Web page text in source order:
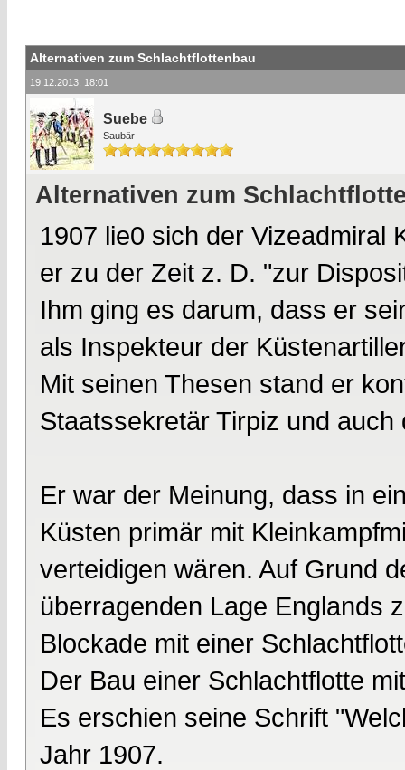
Alternativen zum Schlachtflottenbau
19.12.2013, 18:01
Suebe
Saubär
Alternativen zum
1907 lie0 sich der Vizeadmiral
er zu der Zeit z. D. "zur
Ihm ging es darum, dass er
als Inspekteur der
Mit seinen Thesen stand er
Staatssekretär Tirpiz und auch
Er war der Meinung, dass in
Küsten primär mit
verteidigen wären. Auf Grund
überragenden Lage Englands
Blockade mit einer
Der Bau einer Schlachtflotte
Es erschien seine Schrift
Jahr 1907.